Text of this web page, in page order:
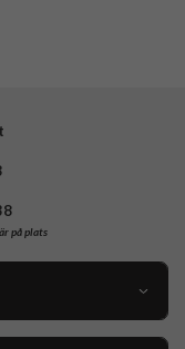
på plats